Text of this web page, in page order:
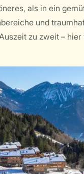
als in ein
und
zu zweit –